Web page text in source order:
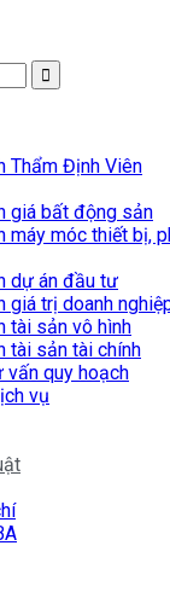
Thẩm Định Viên
giá bất động sản
máy móc thiết bị,
dự án đầu tư
giá trị doanh
tài sản vô hình
tài sản tài chính
vấn quy hoạch
vụ